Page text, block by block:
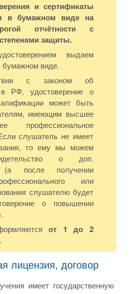
и сертификаты
в бумажном виде на
отчётности с
защиты.
выдаем
бумажном виде.
с законом об
РФ, удостоверение о
может быть
имеющим высшее
профессиональное
слушатель не имеет
то ему мы можем
о доп.
(а после получении
или
слушателю будет
о повышении
от 1 до 2
лицензия, договор
имеет государственную